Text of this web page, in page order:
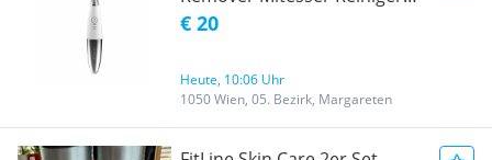
Weiß
€ 20
Heute, 10:06 Uhr
1050 Wien, 05. Bezirk, Margareten